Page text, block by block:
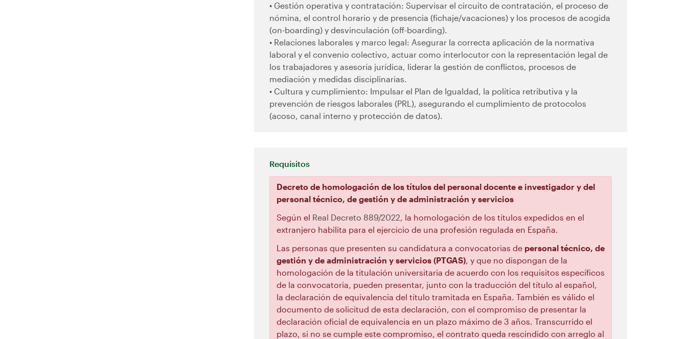
• Gestión operativa y contratación: Supervisar el circuito de contratación, el proceso de
nómina, el control horario y de presencia (fichaje/vacaciones) y los procesos de acogida
(on-boarding) y desvinculación (off-boarding).
• Relaciones laborales y marco legal: Asegurar la correcta aplicación de la normativa
laboral y el convenio colectivo, actuar como interlocutor con la representación legal de
los trabajadores y asesoría jurídica, liderar la gestión de conflictos, procesos de
mediación y medidas disciplinarias.
• Cultura y cumplimiento: Impulsar el Plan de Igualdad, la política retributiva y la
prevención de riesgos laborales (PRL), asegurando el cumplimiento de protocolos
(acoso, canal interno y protección de datos).
Requisitos
Decreto de homologación de los títulos del personal docente e investigador y del
personal técnico, de gestión y de administración y servicios
Según el Real Decreto 889/2022 , la homologación de los títulos expedidos en el
extranjero habilita para el ejercicio de una profesión regulada en España.
Las personas que presenten su candidatura a convocatorias de personal técnico, de
gestión y de administración y servicios (PTGAS), y que no dispongan de la
homologación de la titulación universitaria de acuerdo con los requisitos específicos
de la convocatoria, pueden presentar, junto con la traducción del título al español,
la declaración de equivalencia del título tramitada en España. También es válido el
documento de solicitud de esta declaración, con el compromiso de presentar la
declaración oficial de equivalencia en un plazo máximo de 3 años. Transcurrido el
plazo, si no se cumple este compromiso, el contrato queda rescindido con arreglo al